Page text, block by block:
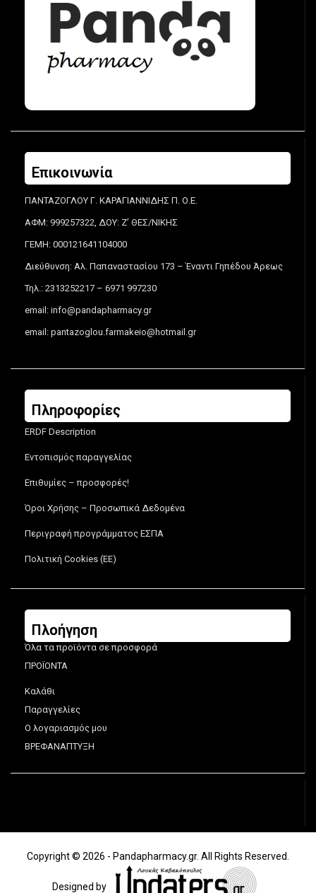
Επικοινωνία
ΠΑΝΤΑΖΟΓΛΟΥ Γ. ΚΑΡΑΓΙΑΝΝΙΔΗΣ Π. Ο.Ε.
ΑΦΜ: 999257322, ΔΟΥ: Ζ’ ΘΕΣ/ΝΙΚΗΣ
ΓΕΜΗ: 000121641104000
Διεύθυνση: Αλ. Παπαναστασίου 173 – Έναντι Γηπέδου Άρεως
Τηλ.: 2313252217 – 6971 997230
email: info@pandapharmacy.gr
email: pantazoglou.farmakeio@hotmail.gr
Πληροφορίες
ERDF Description
Εντοπισμός παραγγελίας
Επιθυμίες – προσφορές!
Όροι Χρήσης – Προσωπικά Δεδομένα
Περιγραφή προγράμματος ΕΣΠΑ
Πολιτική Cookies (ΕΕ)
Πλοήγηση
Όλα τα προϊόντα σε προσφορά
ΠΡΟΪΟΝΤΑ
Καλάθι
Παραγγελίες
Ο λογαριασμός μου
ΒΡΕΦΑΝΑΠΤΥΞΗ
Copyright © 2026 - Pandapharmacy.gr. All Rights Reserved.
Designed by